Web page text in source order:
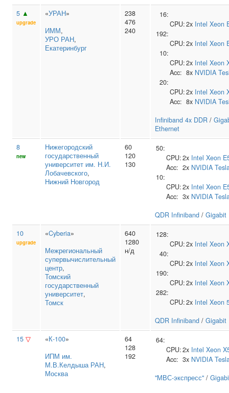
5 ▲
upgrade
«УРАН»
ИММ,
УРО РАН,
Екатеринбург
238
476
240
16:
CPU:2x Intel Xeon
192:
CPU:2x Intel Xeon
10:
CPU:2x Intel Xeon
Acc: 8x NVIDIA
20:
CPU:2x Intel Xeon
Acc: 8x NVIDIA
Infiniband 4x DDR /
Ethernet
8
new
Нижегородский
государственный
университет им. Н.И.
Лобачевского,
Нижний Новгород
60
120
130
50:
CPU:2x Intel Xeon
Acc: 2x NVIDIA
10:
CPU:2x Intel Xeon
Acc: 3x NVIDIA
QDR Infiniband / Gigabit
10
upgrade
«Cyberia»
Межрегиональный
супервычислительный
центр,
Томский
государственный
университет,
Томск
640
1280
н/д
128:
CPU:2x Intel Xeon
40:
CPU:2x Intel Xeon
190:
CPU:2x Intel Xeon
282:
CPU:2x Intel Xeon
QDR Infiniband / Gigabit
15 ▽ «К-100»
ИПМ им.
М.В.Келдыша РАН,
Москва
64
128
192
64:
CPU:2x Intel Xeon
Acc: 3x NVIDIA
"МВС-экспресс" /